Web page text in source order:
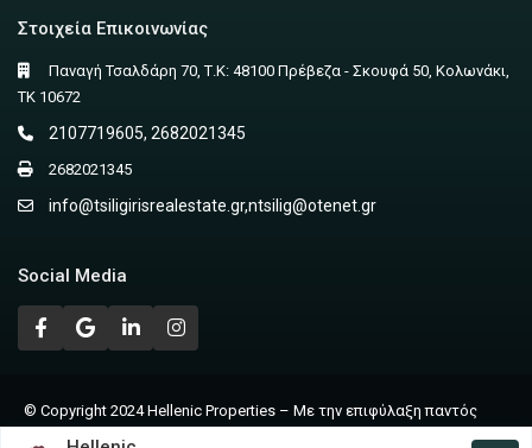
Στοιχεία Επικοινωνίας
Παναγή Τσαλδάρη 70, Τ.Κ: 48100 Πρέβεζα - Σκουφά 50, Κολωνάκι,
ΤΚ 10672
2107719605, 2682021345
2682021345
info@tsiligirisrealestate.gr,ntsilig@otenet.gr
Social Media
© Copyright 2024 Hellenic Properties – Με την επιφύλαξη παντός
δικαιώματος | Powered by Nicolas Lagios